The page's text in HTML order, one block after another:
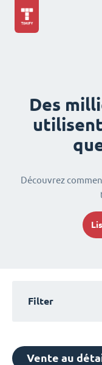
Des
Découvrez
Filter
Vente au